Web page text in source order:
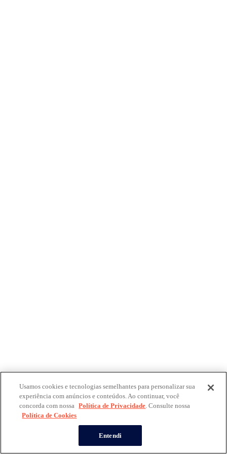
Usamos cookies e tecnologias semelhantes para personalizar sua
experiência com anúncios e conteúdos. Ao continuar, você
concorda com nossa Política de Privacidade. Consulte nossa
Política de Cookies
Entendi